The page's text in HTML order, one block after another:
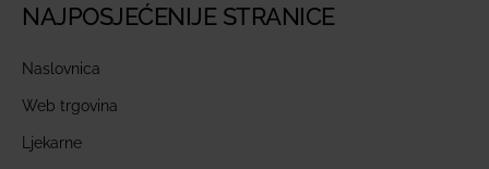
NAJPOSJEĆENIJE STRANICE
Naslovnica
Web trgovina
Ljekarne